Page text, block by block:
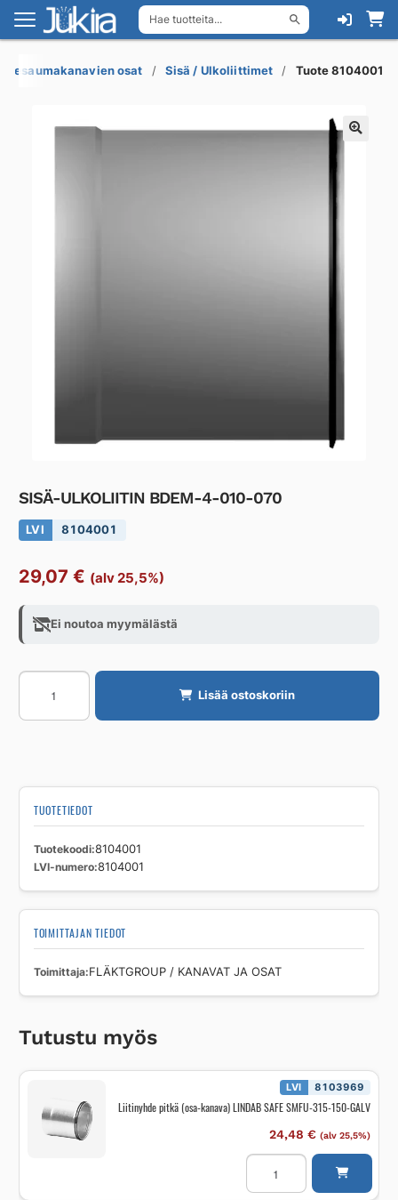
Hae tuotteita...
Siirry
navigointiin
Siirry
sisältöön
osat Sisä / Ulkoliittimet Tuote 8104001
SISÄ-ULKOLIITIN BDEM-4-010-070
LVI 8104001
29,07 € (alv 25,5%)
Ei noutoa myymälästä
SISÄ-
ULKOLIITIN
BDEM-
määrä
Lisää ostoskoriin
TUOTETIEDOT
Tuotekoodi 8104001
LVI-numero 8104001
TOIMITTAJAN TIEDOT
Toimittaja FLÄKTGROUP / KANAVAT JA OSAT
Tutustu myös
LVI 8103969
Liitinyhde pitkä (osa-kanava) LINDAB SAFE SMFU-315-150-GALV
24,48 € (alv 25,5%)
Liitinyhde
pitkä
kanava)